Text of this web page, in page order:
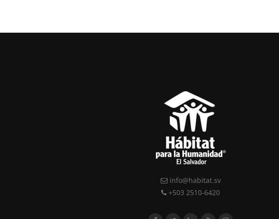
info@habitat.sv
+503 2510-6420